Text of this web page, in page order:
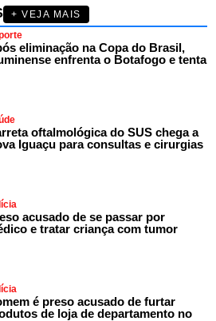
+ VEJA MAIS
eliminação na Copa do Brasil,
enfrenta o Botafogo e tenta
oftalmológica do SUS chega a
Iguaçu para consultas e cirurgias
acusado de se passar por
e tratar criança com tumor
é preso acusado de furtar
de loja de departamento no